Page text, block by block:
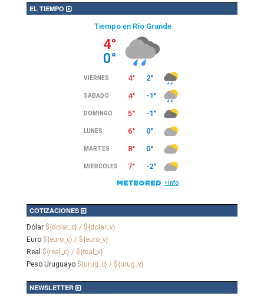
EL TIEMPO
COTIZACIONES
Dólar ${dolar_c} / ${dolar_v}
Euro ${euro_c} / ${euro_v}
Real ${real_c} / ${real_v}
Peso Uruguayo ${urug_c} / ${urug_v}
NEWSLETTER